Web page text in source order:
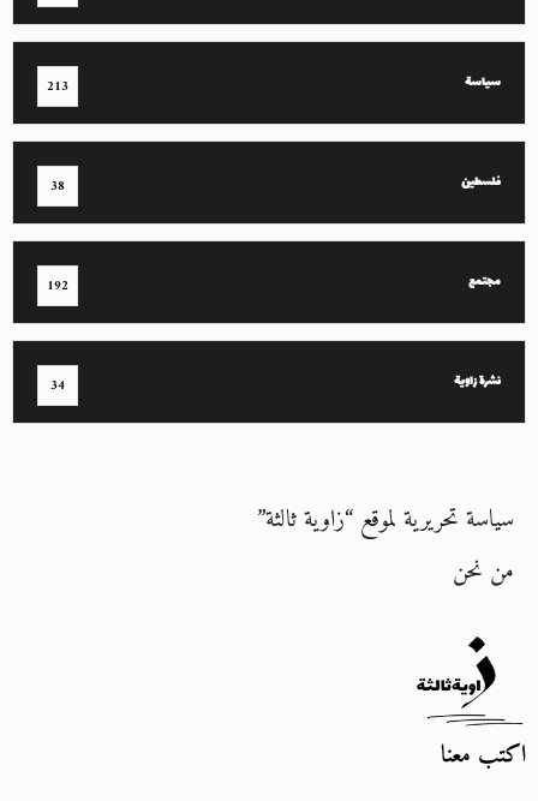
سياسة 213
فلسطين 38
مجتمع 192
نشرة زاوية 34
سياسة تحريرية لموقع “زاوية ثالثة”
من نحن
اكتب معنا